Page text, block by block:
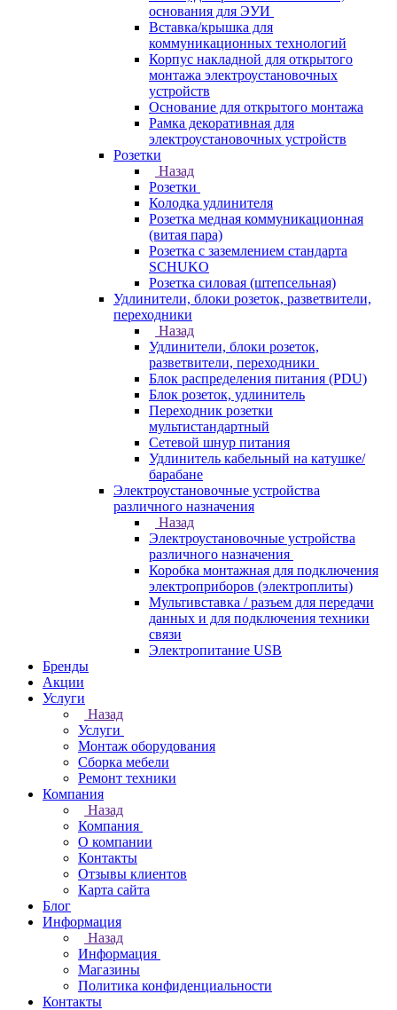
основания для ЭУИ
Вставка/крышка для
коммуникационных технологий
Корпус накладной для открытого
монтажа электроустановочных
устройств
Основание для открытого монтажа
Рамка декоративная для
электроустановочных устройств
Розетки
Назад
Розетки
Колодка удлинителя
Розетка медная коммуникационная
(витая пара)
Розетка с заземлением стандарта
SCHUKO
Розетка силовая (штепсельная)
Удлинители, блоки розеток, разветвители,
переходники
Назад
Удлинители, блоки розеток,
разветвители, переходники
Блок распределения питания (PDU)
Блок розеток, удлинитель
Переходник розетки
мультистандартный
Сетевой шнур питания
Удлинитель кабельный на катушке/
барабане
Электроустановочные устройства
различного назначения
Назад
Электроустановочные устройства
различного назначения
Коробка монтажная для подключения
электроприборов (электроплиты)
Мультивставка / разъем для передачи
данных и для подключения техники
связи
Электропитание USB
Бренды
Акции
Услуги
Назад
Услуги
Монтаж оборудования
Сборка мебели
Ремонт техники
Компания
Назад
Компания
О компании
Контакты
Отзывы клиентов
Карта сайта
Блог
Информация
Назад
Информация
Магазины
Политика конфиденциальности
Контакты